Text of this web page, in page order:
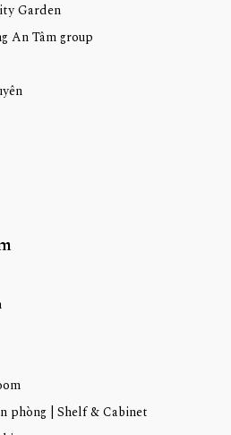
Garden
An Tâm group
phòng | Shelf & Cabinet